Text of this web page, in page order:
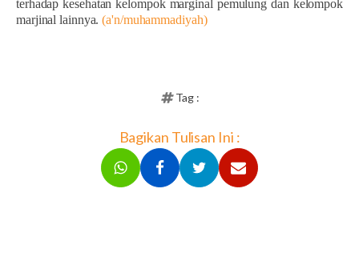
terhadap kesehatan kelompok marginal pemulung dan kelompok
marjinal lainnya.(a'n/muhammadiyah)
Tag :
Bagikan Tulisan Ini :